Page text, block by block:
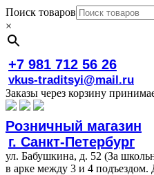
Поиск товаров
×
+7 981 712 56 26
vkus-traditsyi@mail.ru
Заказы через корзину
Розничный магазин
г. Санкт-Петербург
ул. Бабушкина, д. 52 (За
в арке между 3 и 4